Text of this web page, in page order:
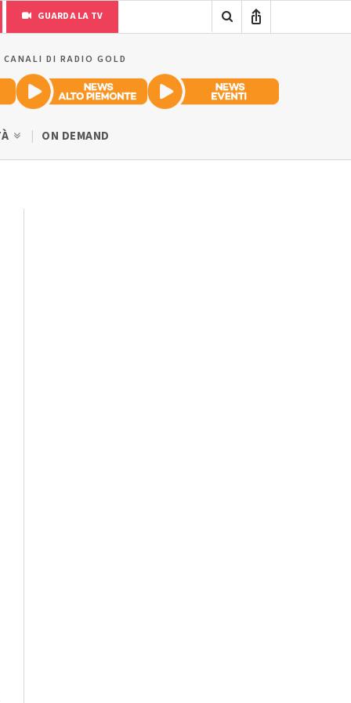
GUARDA LA TV
DI RADIO GOLD
ON DEMAND